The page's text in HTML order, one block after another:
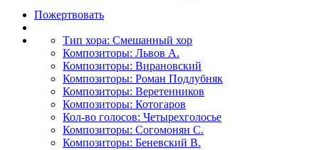
Пожертвовать
Тип хора: Смешанный хор
Композиторы: Львов А.
Композиторы: Вирановский
Композиторы: Роман Подлубняк
Композиторы: Веретенников
Композиторы: Котогаров
Кол-во голосов: Четырехголосье
Композиторы: Согомонян С.
Композиторы: Беневский В.